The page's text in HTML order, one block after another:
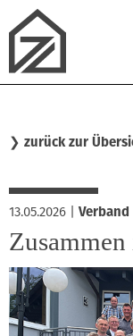
❯ zurück zur
13.05.2026